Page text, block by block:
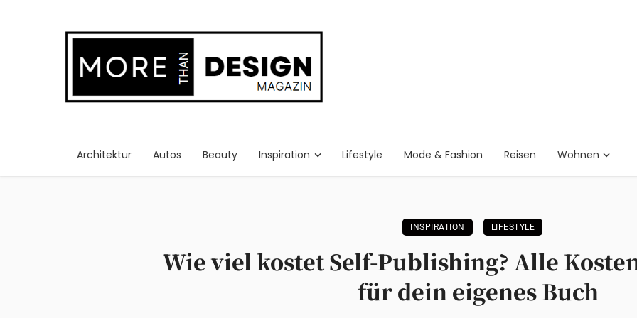
Architektur Autos Beauty Inspiration Lifestyle Mode & Fashion Reisen Wohnen
INSPIRATION LIFESTYLE
Wie viel kostet Self-Publishing? Alle
für dein eigenes Buch